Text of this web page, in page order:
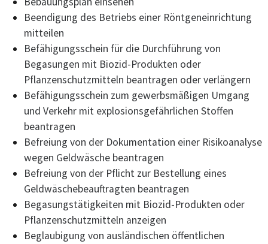
Beendigung des Betriebs einer Röntgeneinrichtung
mitteilen
Befähigungsschein für die Durchführung von
Begasungen mit Biozid-Produkten oder
Pflanzenschutzmitteln beantragen oder verlängern
Befähigungsschein zum gewerbsmäßigen Umgang
und Verkehr mit explosionsgefährlichen Stoffen
beantragen
Befreiung von der Dokumentation einer Risikoanalyse
wegen Geldwäsche beantragen
Befreiung von der Pflicht zur Bestellung eines
Geldwäschebeauftragten beantragen
Begasungstätigkeiten mit Biozid-Produkten oder
Pflanzenschutzmitteln anzeigen
Beglaubigung von ausländischen öffentlichen